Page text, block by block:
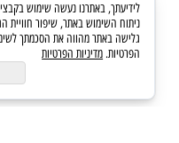
ניתוח השימוש באתר, שיפור
גלישה באתר מהווה את הסכמתך
הפרטיות. מדיניות הפרטיות